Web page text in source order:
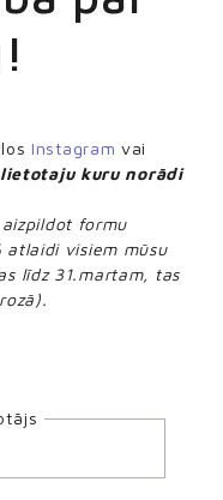
Instagram vai
kuru norādi
aizpildot formu
atlaidi visiem mūsu
līdz 31.martam, tas